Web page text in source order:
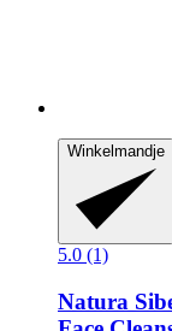
Winkelmandje
5.0 (1)
Natura